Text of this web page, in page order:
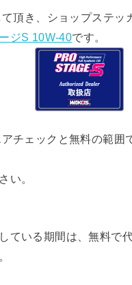
頂き、ショップステッ
ジS 10W-40です。
チェックと無料の範囲
い。
ている期間は、無料で